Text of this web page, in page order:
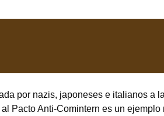
por nazis, japoneses e italianos a la
Pacto Anti-Comintern es un ejemplo